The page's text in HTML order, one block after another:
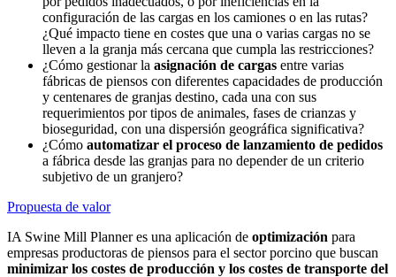
configuración de las cargas en los camiones o en las rutas?
¿Qué impacto tiene en costes que una o varias cargas no se
lleven a la granja más cercana que cumpla las restricciones?
¿Cómo gestionar la asignación de cargas entre varias
fábricas de piensos con diferentes capacidades de producción
y centenares de granjas destino, cada una con sus
requerimientos por tipos de animales, fases de crianzas y
bioseguridad, con una dispersión geográfica significativa?
¿Cómo automatizar el proceso de lanzamiento de pedidos
a fábrica desde las granjas para no depender de un criterio
subjetivo de un granjero?
Propuesta de valor
IA Swine Mill Planneres una aplicación de optimización para
empresas productoras de piensos para el sector porcino que buscan
minimizar los costes de producción y los costes de transporte del